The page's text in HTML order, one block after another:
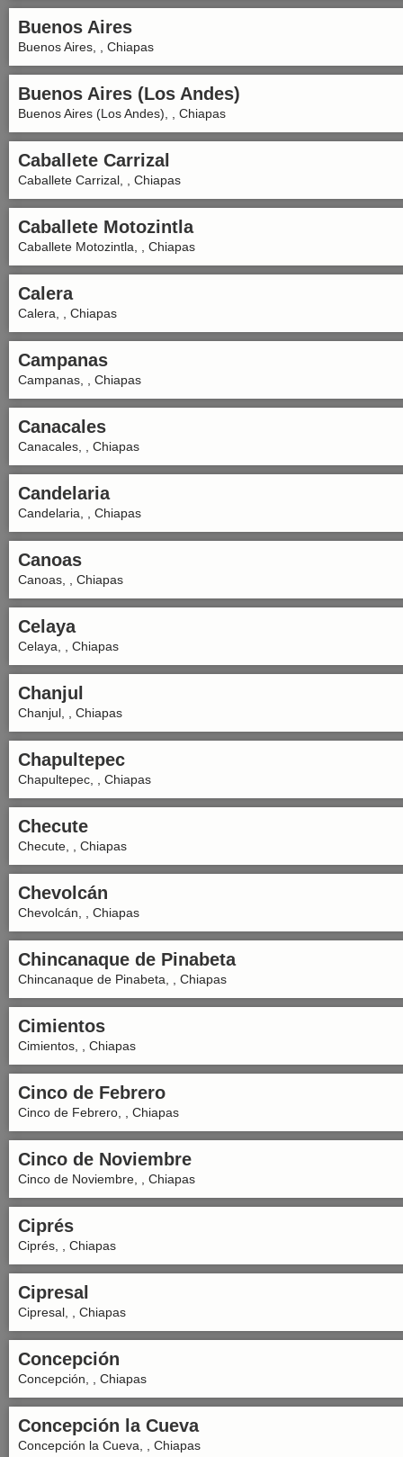
Buenos Aires
Buenos Aires, , Chiapas
Buenos Aires (Los Andes)
Buenos Aires (Los Andes), , Chiapas
Caballete Carrizal
Caballete Carrizal, , Chiapas
Caballete Motozintla
Caballete Motozintla, , Chiapas
Calera
Calera, , Chiapas
Campanas
Campanas, , Chiapas
Canacales
Canacales, , Chiapas
Candelaria
Candelaria, , Chiapas
Canoas
Canoas, , Chiapas
Celaya
Celaya, , Chiapas
Chanjul
Chanjul, , Chiapas
Chapultepec
Chapultepec, , Chiapas
Checute
Checute, , Chiapas
Chevolcán
Chevolcán, , Chiapas
Chincanaque de Pinabeta
Chincanaque de Pinabeta, , Chiapas
Cimientos
Cimientos, , Chiapas
Cinco de Febrero
Cinco de Febrero, , Chiapas
Cinco de Noviembre
Cinco de Noviembre, , Chiapas
Ciprés
Ciprés, , Chiapas
Cipresal
Cipresal, , Chiapas
Concepción
Concepción, , Chiapas
Concepción la Cueva
Concepción la Cueva, , Chiapas